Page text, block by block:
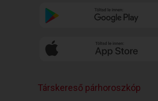
Társkereső párhoroszkóp